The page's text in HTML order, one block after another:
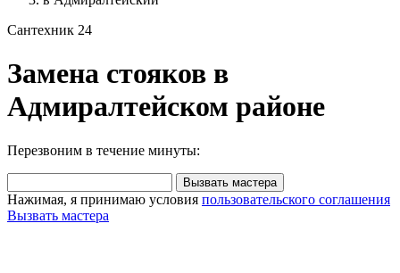
Сантехник 24
Замена стояков в
Адмиралтейском районе
Перезвоним в течение минуты:
Вызвать мастера
Нажимая, я принимаю условия пользовательского соглашения
Вызвать мастера